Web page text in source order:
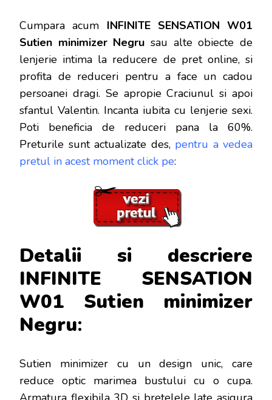
Cumpara acum INFINITE SENSATION W01
Sutien minimizer Negru sau alte obiecte de
lenjerie intima la reducere de pret online, si
profita de reduceri pentru a face un cadou
persoanei dragi. Se apropie Craciunul si apoi
sfantul Valentin. Incanta iubita cu lenjerie sexi.
Poti beneficia de reduceri pana la 60%.
Preturile sunt actualizate des, pentru a vedea
pretul in acest moment click pe:
Detalii si descriere
INFINITE SENSATION
W01 Sutien minimizer
Negru:
Sutien minimizer cu un design unic, care
reduce optic marimea bustului cu o cupa.